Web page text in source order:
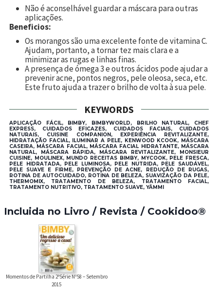
Não é aconselhável guardar a máscara para outras
aplicações.
Beneficios:
Os morangos são uma excelente fonte de vitamina C.
Ajudam, portanto, a tornar tez mais clara e a
minimizar as rugas e linhas finas.
A presença de ómega 3 e outros ácidos pode ajudar a
prevenir acne, pontos negros, pele oleosa, seca, etc.
Este fruto ajuda a trazer o brilho de volta à sua pele.
KEYWORDS
APLICAÇÃO FÁCIL, BIMBY, BIMBYWORLD, BRILHO NATURAL, CHEF
EXPRESS, CUIDADOS EFICAZES, CUIDADOS FACIAIS, CUIDADOS
NATURAIS, CUISINE COMPANION, EXPERIÊNCIA REVITALIZANTE,
HIDRATAÇÃO FACIAL, ILUMINAR A PELE, KENWOOD KCOOK, MÁSCARA
CASEIRA, MÁSCARA FACIAL, MÁSCARA FACIAL HIDRATANTE, MÁSCARA
NATURAL, MÁSCARA RÁPIDA, MÁSCARA REVITALIZANTE, MONSIEUR
CUISINE, MOULINEX, MUNDO RECEITAS BIMBY, MYCOOK, PELE FRESCA,
PELE HIDRATADA, PELE LUMINOSA, PELE NUTRIDA, PELE SAUDÁVEL,
PELE SUAVE E FIRME, PREVENÇÃO DE ACNE, REDUÇÃO DE RUGAS,
ROTINA DE AUTOCUIDADO, ROTINA DE BELEZA, SUAVIZAÇÃO DA PELE,
THERMOMIX, TRATAMENTO DE BELEZA, TRATAMENTO FACIAL,
TRATAMENTO NUTRITIVO, TRATAMENTO SUAVE, YÄMMI
Incluida no Livro / Revista / Cookidoo®
Momentos de Partilha 2ªSérie Nº58 – Setembro
2015